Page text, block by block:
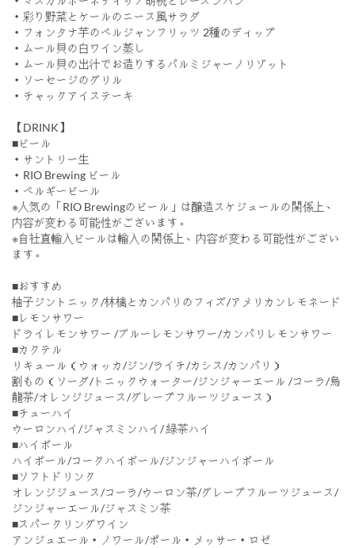
・彩り野菜とケールのニース風サラダ
・フォンタナ芋のベルジャンフリッツ 2種のディップ
・ムール貝の白ワイン蒸し
・ムール貝の出汁でお造りするパルミジャーノリゾット
・ソーセージのグリル
・チャックアイステーキ
【DRINK】
■ビール
・サントリー生
・RIO Brewing ビール
・ベルギービール
※人気の「RIO Brewingのビール」は醸造スケジュールの関係上、
内容が変わる可能性がございます。
※自社直輸入ビールは輸入の関係上、内容が変わる可能性がござい
ます。
■おすすめ
柚子ジントニック/林檎とカンパリのフィズ/アメリカンレモネード
■レモンサワー
ドライレモンサワー /ブルーレモンサワー/カンパリレモンサワー
■カクテル
リキュール（ウォッカ/ジン/ライチ/カシス/カンパリ）
割もの（ソーダ/トニックウォーター/ジンジャーエール /コーラ/烏
龍茶/オレンジジュース/グレープフルーツジュース）
■チューハイ
ウーロンハイ/ジャスミンハイ/ 緑茶ハイ
■ハイボール
ハイボール/コークハイボール/ジンジャーハイボール
■ソフトドリンク
オレンジジュース/コーラ/ウーロン茶/グレープフルーツジュース/
ジンジャーエール/ジャスミン茶
■スパークリングワイン
アンジュエール・ノワール/ポール・メッサー・ロゼ